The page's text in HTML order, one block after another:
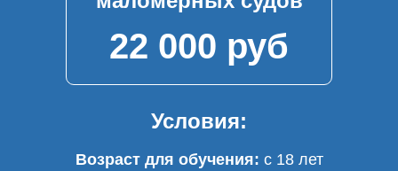
Условия:
22 000 руб
Возраст для обучения: с 18 лет